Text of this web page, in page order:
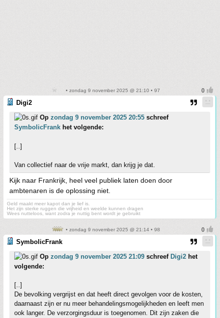
• zondag 9 november 2025 @ 21:10 • 97
Digi2
Op zondag 9 november 2025 20:55 schreef
SymbolicFrank het volgende:
[..]
Van collectief naar de vrije markt, dan krijg je dat.
Kijk naar Frankrijk, heel veel publiek laten doen door
ambtenaren is de oplossing niet.
Geld maakt meer kapot dan je lief is.
Het zijn sterke ruggen die vrijheid en weelde kunnen dragen
Wees nutteloos, want zodra je nuttig bent wordt je gebruikt
• zondag 9 november 2025 @ 21:14 • 98
SymbolicFrank
Op zondag 9 november 2025 21:09 schreef Digi2 het
volgende:
[..]
De bevolking vergrijst en dat heeft direct gevolgen voor de kosten,
daarnaast zijn er nu meer behandelingsmogelijkheden en leeft men
ook langer. De verzorgingsduur is toegenomen. Dit zijn zaken die